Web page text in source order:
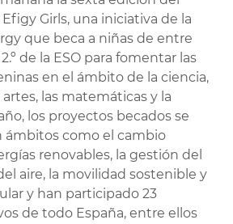
Girls, una iniciativa de la
que beca a niñas de entre
de la ESO para fomentar las
en el ámbito de la ciencia,
artes, las matemáticas y la
los proyectos becados se
ámbitos como el cambio
renovables, la gestión del
aire, la movilidad sostenible y
y han participado 23
de todo España, entre ellos